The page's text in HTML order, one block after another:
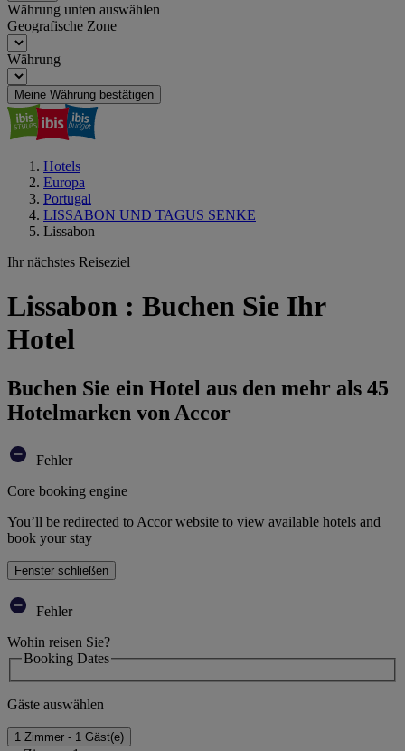
Währung unten auswählen
Geografische Zone
Währung
Meine Währung bestätigen
Hotels
Europa
Portugal
LISSABON UND TAGUS SENKE
Lissabon
Ihr nächstes Reiseziel
Lissabon : Buchen Sie Ihr
Hotel
Buchen Sie ein Hotel aus den mehr als 45
Hotelmarken von Accor
Fehler
Core booking engine
You’ll be redirected to Accor website to view available hotels and
book your stay
Fenster schließen
Fehler
Wohin reisen Sie?
Booking Dates
Gäste auswählen
1 Zimmer - 1 Gäst(e)